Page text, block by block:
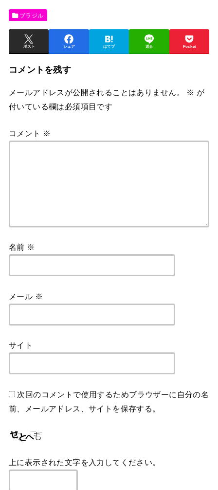
ブラジル
ポスト シェア はてブ 送る Pocket
コメントを残す
メールアドレスが公開されることはありません。 ※ が
付いている欄は必須項目です
コメント ※
名前 ※
メール ※
サイト
次回のコメントで使用するためブラウザーに自分の名
前、メールアドレス、サイトを保存する。
上に表示された文字を入力してください。